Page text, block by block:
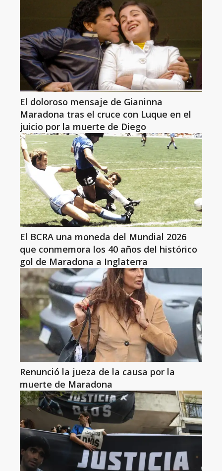
El doloroso mensaje de Gianinna
Maradona tras el cruce con Luque en el
juicio por la muerte de Diego
El BCRA una moneda del Mundial 2026
que conmemora los 40 años del histórico
gol de Maradona a Inglaterra
Renunció la jueza de la causa por la
muerte de Maradona